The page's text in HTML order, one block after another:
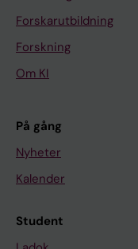
Forskarutbildning
Forskning
Om KI
På gång
Nyheter
Kalender
Student